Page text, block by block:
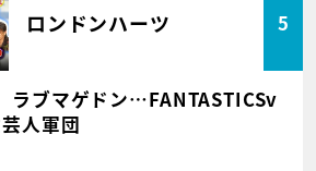
ロンドンハーツ 5
ラブマゲドン…FANTASTICSv
人軍団